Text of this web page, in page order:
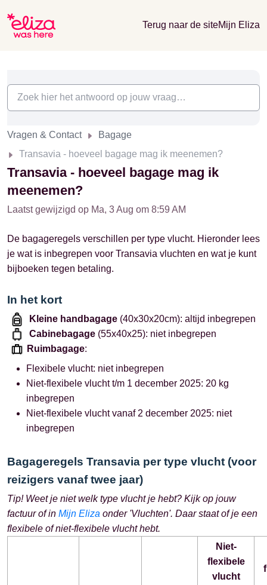
Terug naar de siteMijn Eliza
Vragen & Contact
Bagage
Transavia - hoeveel bagage mag ik meenemen?
Transavia - hoeveel bagage mag ik
meenemen?
Laatst gewijzigd op Ma, 3 Aug om 8:59 AM
De bagageregels verschillen per type vlucht. Hieronder lees
je wat is inbegrepen voor Transavia vluchten en wat je kunt
bijboeken tegen betaling.
In het kort
Kleine handbagage (40x30x20cm): altijd inbegrepen
Cabinebagage (55x40x25): niet inbegrepen
Ruimbagage:
Flexibele vlucht: niet inbegrepen
Niet-flexibele vlucht t/m 1 december 2025: 20 kg
inbegrepen
Niet-flexibele vlucht vanaf 2 december 2025: niet
inbegrepen
Bagageregels Transavia per type vlucht (voor
reizigers vanaf twee jaar)
Tip! Weet je niet welk type vlucht je hebt? Kijk op jouw
factuur of in Mijn Eliza onder 'Vluchten'. Daar staat of je een
flexibele of niet-flexibele vlucht hebt.
Niet-
flexibele
vlucht